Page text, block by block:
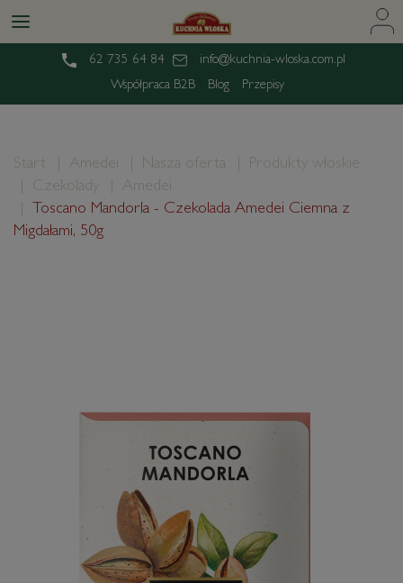
62 735 64 84
info@kuchnia-wloska.com.pl
Współpraca B2B
Blog Przepisy
Start Amedei Nasza oferta
Produkty włoskie
Czekolady
Amedei
Toscano Mandorla - Czekolada Amedei Ciemna z
Migdałami, 50g